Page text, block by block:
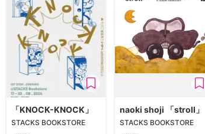
「KNOCK-KNOCK」
STACKS BOOKSTORE
naoki shoji 「stroll」
STACKS BOOKSTORE